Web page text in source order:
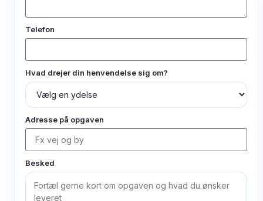
Telefon
Hvad drejer din henvendelse sig om?
Adresse på opgaven
Besked